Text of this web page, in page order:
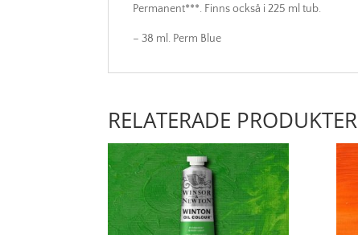
Permanent***. Finns också i 225 ml tub.
– 38 ml. Perm Blue
RELATERADE PRODUKTER